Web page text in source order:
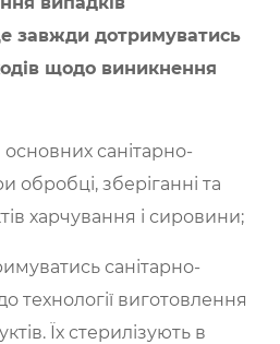
завжди дотримуватись
щодо виникнення
санітарно-
обробці, зберіганні та
харчування і сировини;
санітарно-
технології виготовлення
Їх стерилізують в